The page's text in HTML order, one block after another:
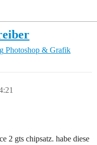
Photoshop & Grafik
2 gts chipsatz. habe diese